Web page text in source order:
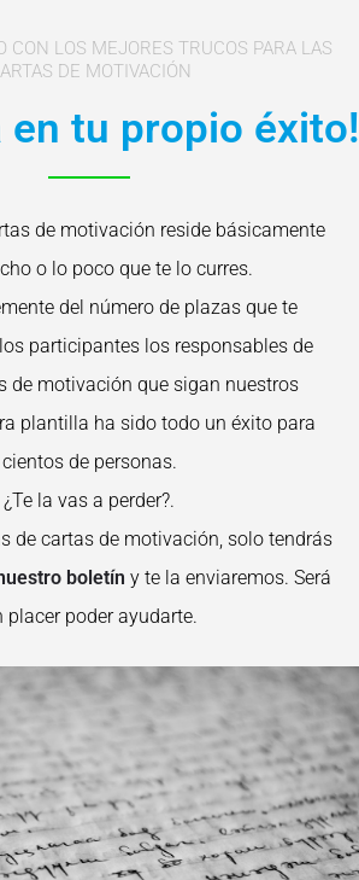
CON LOS MEJORES TRUCOS PARA LAS
DE MOTIVACIÓN
en tu propio éxito!
de motivación reside básicamente
o lo poco que te lo curres.
del número de plazas que te
participantes los responsables de
de motivación que sigan nuestros
plantilla ha sido todo un éxito para
cientos de personas.
¿Te la vas a perder?.
de cartas de motivación, solo tendrás
boletín y te la enviaremos. Será
placer poder ayudarte.